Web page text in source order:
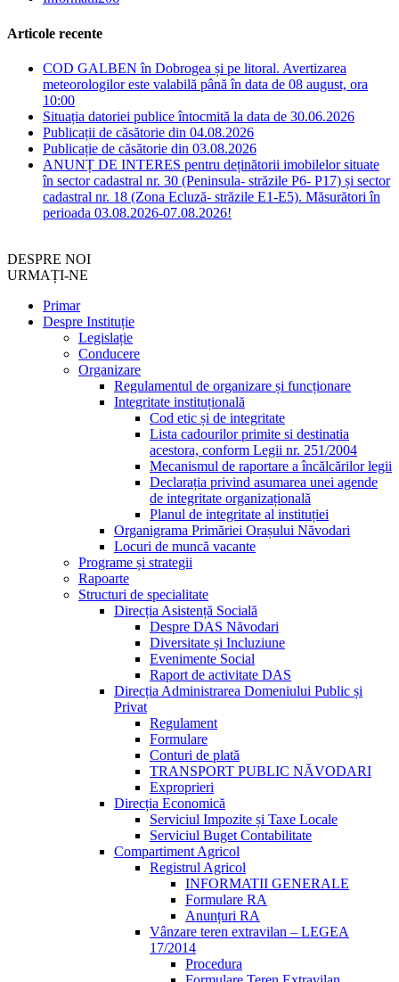
Articole recente
COD GALBEN în Dobrogea și pe litoral. Avertizarea
meteorologilor este valabilă până în data de 08 august, ora
10:00
Situația datoriei publice întocmită la data de 30.06.2026
Publicații de căsătorie din 04.08.2026
Publicație de căsătorie din 03.08.2026
ANUNȚ DE INTERES pentru deținătorii imobilelor situate
în sector cadastral nr. 30 (Peninsula- străzile P6- P17) și sector
cadastral nr. 18 (Zona Ecluză- străzile E1-E5). Măsurători în
perioada 03.08.2026-07.08.2026!
DESPRE NOI
URMAȚI-NE
Primar
Despre Instituție
Legislație
Conducere
Organizare
Regulamentul de organizare și funcționare
Integritate instituțională
Cod etic și de integritate
Lista cadourilor primite si destinatia
acestora, conform Legii nr. 251/2004
Mecanismul de raportare a încălcărilor legii
Declarația privind asumarea unei agende
de integritate organizațională
Planul de integritate al instituției
Organigrama Primăriei Orașului Năvodari
Locuri de muncă vacante
Programe și strategii
Rapoarte
Structuri de specialitate
Direcția Asistență Socială
Despre DAS Năvodari
Diversitate și Incluziune
Evenimente Social
Raport de activitate DAS
Direcția Administrarea Domeniului Public și
Privat
Regulament
Formulare
Conturi de plată
TRANSPORT PUBLIC NĂVODARI
Exproprieri
Direcția Economică
Serviciul Impozite și Taxe Locale
Serviciul Buget Contabilitate
Compartiment Agricol
Registrul Agricol
INFORMATII GENERALE
Formulare RA
Anunțuri RA
Vânzare teren extravilan – LEGEA
17/2014
Procedura